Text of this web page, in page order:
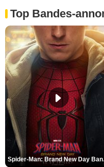
Top Bandes-